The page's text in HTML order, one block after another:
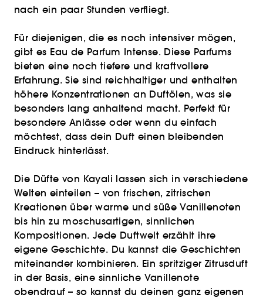
nach ein paar Stunden verfliegt.
Für diejenigen, die es noch intensiver mögen,
gibt es Eau de Parfum Intense. Diese Parfums
bieten eine noch tiefere und kraftvollere
Erfahrung. Sie sind reichhaltiger und enthalten
höhere Konzentrationen an Duftölen, was sie
besonders lang anhaltend macht. Perfekt für
besondere Anlässe oder wenn du einfach
möchtest, dass dein Duft einen bleibenden
Eindruck hinterlässt.
Die Düfte von Kayali lassen sich in verschiedene
Welten einteilen – von frischen, zitrischen
Kreationen über warme und süße Vanillenoten
bis hin zu moschusartigen, sinnlichen
Kompositionen. Jede Duftwelt erzählt ihre
eigene Geschichte. Du kannst die Geschichten
miteinander kombinieren. Ein spritziger Zitrusduft
in der Basis, eine sinnliche Vanillenote
obendrauf – so kannst du deinen ganz eigenen